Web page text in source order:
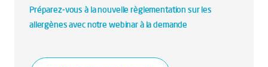
Préparez-vous à la nouvelle règlementation sur les
allergènes avec notre webinar à la demande